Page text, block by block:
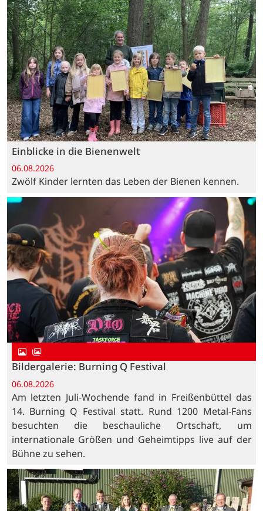
Einblicke in die Bienenwelt
06.08.2026
Zwölf Kinder lernten das Leben der Bienen kennen.
Bildergalerie: Burning Q Festival
06.08.2026
Am letzten Juli-Wochende fand in Freißenbüttel das
14. Burning Q Festival statt. Rund 1200 Metal-Fans
besuchten die beschauliche Ortschaft, um
internationale Größen und Geheimtipps live auf der
Bühne zu sehen.